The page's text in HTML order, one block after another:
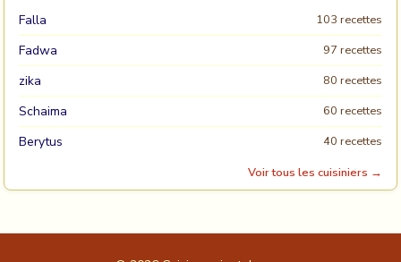
Falla 103 recettes
Fadwa 97 recettes
zika 80 recettes
Schaima 60 recettes
Berytus
40 recettes
Voir tous les cuisiniers →